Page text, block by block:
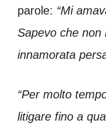
parole: “Mi
Sapevo che
innamorata
“Per molto
litigare fino a